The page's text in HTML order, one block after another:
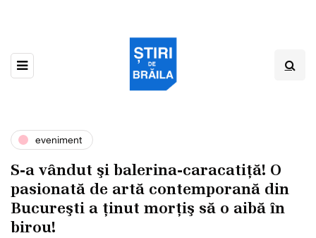
eveniment
S-a vândut şi balerina-caracatiță! O
pasionată de artă contemporană din
Bucureşti a ținut morțiş să o aibă în
birou!